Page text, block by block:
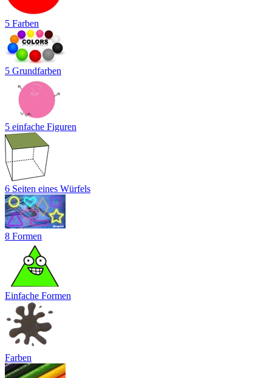
5 Farben
5 Grundfarben
5 einfache Figuren
6 Seiten eines Würfels
8 Formen
Einfache Formen
Farben